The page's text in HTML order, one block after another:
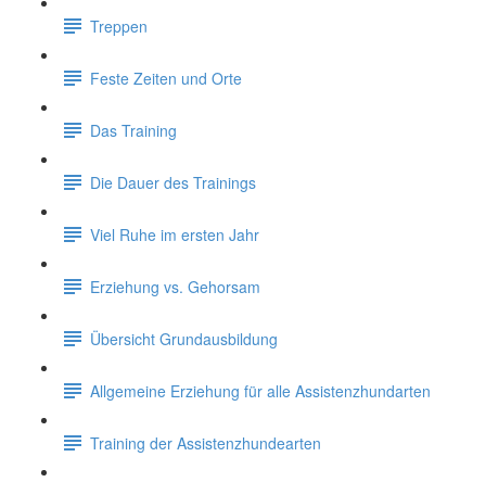
Treppen
Feste Zeiten und Orte
Das Training
Die Dauer des Trainings
Viel Ruhe im ersten Jahr
Erziehung vs. Gehorsam
Übersicht Grundausbildung
Allgemeine Erziehung für alle Assistenzhundarten
Training der Assistenzhundearten